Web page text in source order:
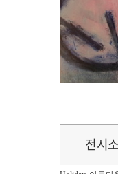
전시